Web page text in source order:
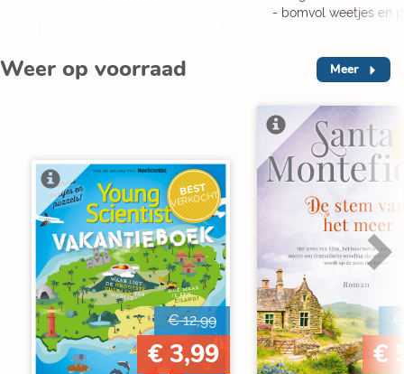
- bomvol weetjes en
Weer op voorraad Meer
BEST
VERKOCHT
€ 12,99
€ 3,99
€
€